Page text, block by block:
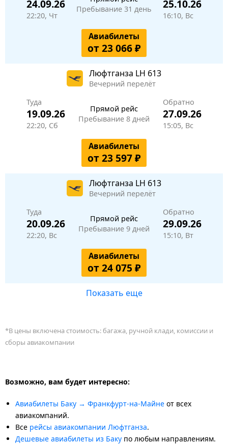
24.09.26
22:20, Чт
Пребывание 31 день
25.10.26
16:10, Вс
Авиабилеты
от 23 066 ₽
Люфтганза LH 613
Вечерний перелёт
Туда
19.09.26
22:20, Сб
Прямой рейс
Пребывание 8 дней
Обратно
27.09.26
15:05, Вс
Авиабилеты
от 23 597 ₽
Люфтганза LH 613
Вечерний перелёт
Туда
20.09.26
22:20, Вс
Прямой рейс
Пребывание 9 дней
Обратно
29.09.26
15:10, Вт
Авиабилеты
от 24 075 ₽
Показать еще
*В цены включена стоимость: багажа, ручной клади, комиссии и
сборы авиакомпании
Возможно, вам будет интересно:
Авиабилеты Баку → Франкфурт-на-Майне от всех
авиакомпаний.
Все рейсы авиакомпании Люфтганза.
Дешевые авиабилеты из Баку по любым направлениям.